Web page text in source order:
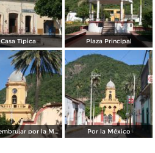
Casa Tìpica Plaza Principal
Dejate embrujar por la Magia de Jomulco Por la México